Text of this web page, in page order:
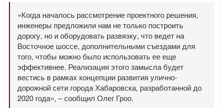
«Когда началось рассмотрение проектного решения,
инженеры предложили нам не только построить
дорогу, но и оборудовать развязку, что ведет на
Восточное шоссе, дополнительными съездами для
того, чтобы можно было использовать ее еще
эффективнее. Реализация этого замысла будет
вестись в рамках концепции развития улично-
дорожной сети города Хабаровска, разработанной до
2020 года», – сообщил Олег Гроо.